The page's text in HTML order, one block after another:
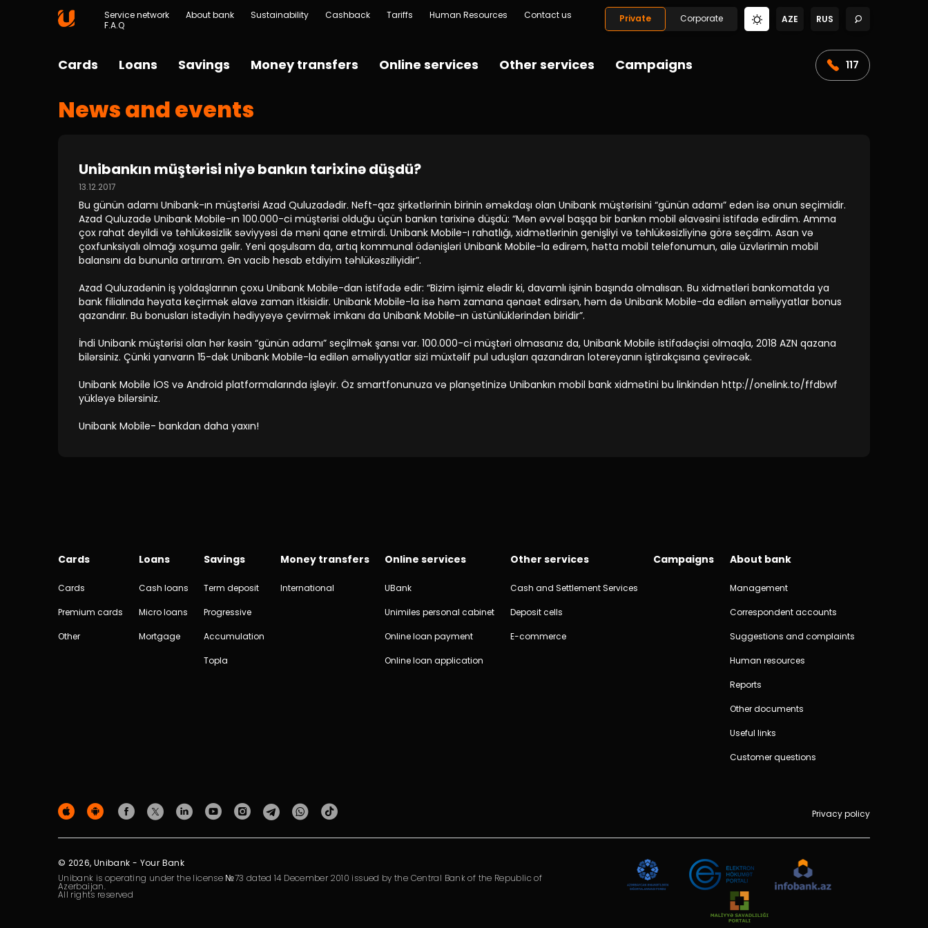
Service network About bank Sustainability Cashback Tariffs Human Resources
Contact us
F.A.Q
Private Corporate AZE RUS
Cards Loans Savings Money transfers Online services Other services Campaigns 117
News and events
Unibankın müştərisi niyə bankın tarixinə düşdü?
13.12.2017
Bu günün adamı Unibank-ın müştərisi Azad Quluzadədir. Neft-qaz şirkətlərinin birinin əməkdaşı olan Unibank müştərisini “günün adamı” edən isə onun seçimidir.
Azad Quluzadə Unibank Mobile-ın 100.000-ci müştərisi olduğu üçün bankın tarixinə düşdü: “Mən əvvəl başqa bir bankın mobil əlavəsini istifadə edirdim. Amma
çox rahat deyildi və təhlükəsizlik səviyyəsi də məni qane etmirdi. Unibank Mobile-ı rahatlığı, xidmətlərinin genişliyi və təhlükəsizliyinə görə seçdim. Asan və
çoxfunksiyalı olmağı xoşuma gəlir. Yeni qoşulsam da, artıq kommunal ödənişləri Unibank Mobile-la edirəm, hətta mobil telefonumun, ailə üzvlərimin mobil
balansını da bununla artırıram. Ən vacib hesab etdiyim təhlükəsziliyidir”.
Azad Quluzadənin iş yoldaşlarının çoxu Unibank Mobile-dan istifadə edir: “Bizim işimiz elədir ki, davamlı işinin başında olmalısan. Bu xidmətləri bankomatda ya
bank filialında həyata keçirmək əlavə zaman itkisidir. Unibank Mobile-la isə həm zamana qənaət edirsən, həm də Unibank Mobile-da edilən əməliyyatlar bonus
qazandırır. Bu bonusları istədiyin hədiyyəyə çevirmək imkanı da Unibank Mobile-ın üstünlüklərindən biridir”.
İndi Unibank müştərisi olan hər kəsin “günün adamı” seçilmək şansı var. 100.000-ci müştəri olmasanız da, Unibank Mobile istifadəçisi olmaqla, 2018 AZN qazana
bilərsiniz. Çünki yanvarın 15-dək Unibank Mobile-la edilən əməliyyatlar sizi müxtəlif pul uduşları qazandıran lotereyanın iştirakçısına çevirəcək.
Unibank Mobile İOS və Android platformalarında işləyir. Öz smartfonunuza və planşetinizə Unibankın mobil bank xidmətini bu linkindən http://onelink.to/ffdbwf
yükləyə bilərsiniz.
Unibank Mobile- bankdan daha yaxın!
Cards
Cards
Premium cards
Other
Loans
Cash loans
Micro loans
Mortgage
Savings
Term deposit
Progressive
Accumulation
Topla
Money transfers
International
Online services
UBank
Unimiles personal cabinet
Online loan payment
Online loan application
Other services
Cash and Settlement Services
Deposit cells
E-commerce
Campaigns About bank
Management
Correspondent accounts
Suggestions and complaints
Human resources
Reports
Other documents
Useful links
Customer questions
Privacy policy
© 2026, Unibank - Your Bank
Unibank is operating under the license №73 dated 14 December 2010 issued by the Central Bank of the Republic of
Azerbaijan.
All rights reserved